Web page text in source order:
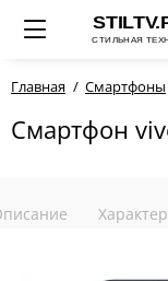
Главная Смартфоны
Смартфон